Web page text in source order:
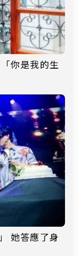
你是我的生
她答應了身